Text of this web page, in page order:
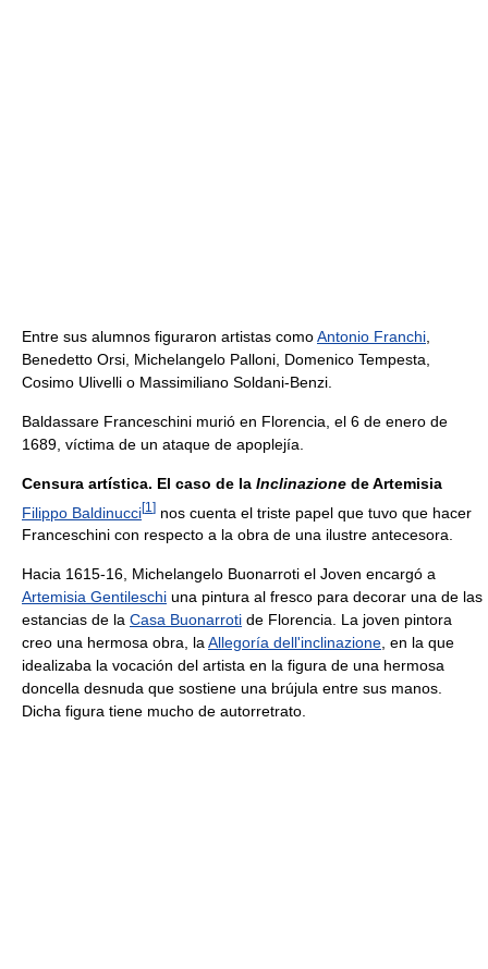
Entre sus alumnos figuraron artistas comoAntonio Franchi
Benedetto Orsi, Michelangelo Palloni, Domenico Tempesta,
Cosimo Ulivelli o Massimiliano Soldani-Benzi.
Baldassare Franceschini murió en Florencia, el 6 de enero de
1689, víctima de un ataque de apoplejía.
Censura artística. El caso de la Inclinazione de Artemisia
Filippo Baldinucci[1 ] nos cuenta el triste papel que tuvo que hacer
Franceschini con respecto a la obra de una ilustre antecesora.
Hacia 1615-16, Michelangelo Buonarroti el Joven encargó a
Artemisia Gentileschi una pintura al fresco para decorar una de las
estancias de la Casa Buonarroti de Florencia. La joven pintora
creo una hermosa obra, laAllegoría dell'inclinazione, en la que
idealizaba la vocación del artista en la figura de una hermosa
doncella desnuda que sostiene una brújula entre sus manos.
Dicha figura tiene mucho de autorretrato.